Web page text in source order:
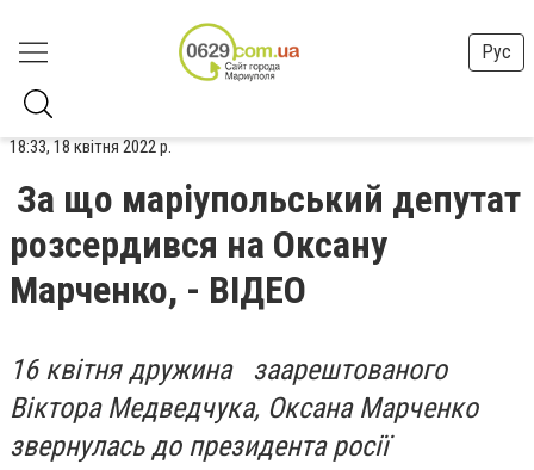
Рус
18:33, 18 квітня 2022 р.
За що маріупольський депутат
розсердився на Оксану
Марченко, - ВІДЕО
16 квітня дружина заарештованого
Віктора Медведчука, Оксана Марченко
звернулась до президента росії